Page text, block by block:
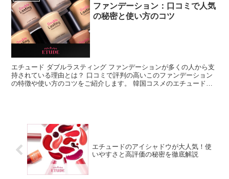
ファンデーション：口コミで人気
の秘密と使い方のコツ
エチュード ダブルラスティング ファンデーションが多くの人から支
持されている理由とは？ 口コミで評判の高いこのファンデーション
の特徴や使い方のコツをご紹介します。 韓国コスメのエチュード公
エチュードのアイシャドウが大人気！使
いやすさと高評価の秘密を徹底解説